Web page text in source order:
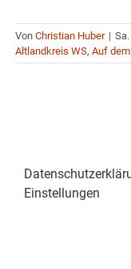
Von Christian Huber |
Altlandkreis WS, Auf
Einstellungen